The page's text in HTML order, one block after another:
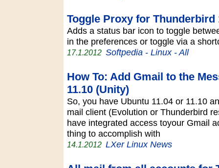
Toggle Proxy for Thunderbird
Adds a status bar icon to toggle
in the preferences or toggle via a
17.1.2012 Softpedia - Linux - All
How To: Add Gmail to the
11.10 (Unity)
So, you have Ubuntu 11.04 or 11.10
mail client (Evolution or Thunderbird
have integrated access toyour Gmail
thing to accomplish with
14.1.2012 LXer Linux News